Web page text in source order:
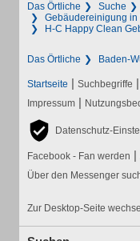
Das Örtliche Suche
Gebäudereinigung
H-C Happy Clean
Das Örtliche Baden-
Startseite | Suchbegriffe |
Impressum |
Datenschutz-
Facebook - Fan werden |
Über den Messenger
Zur Desktop-Seite